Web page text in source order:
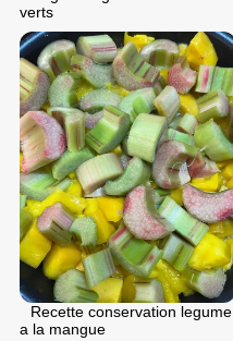
verts
Recette conservation legume
a la mangue